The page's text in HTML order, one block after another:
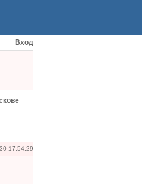
Вход
17:54:29